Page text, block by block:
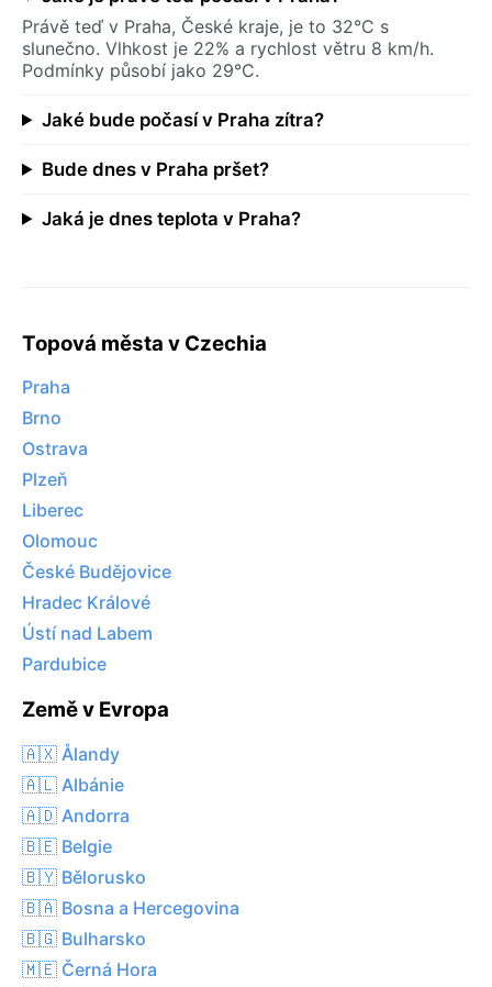
Právě teď v Praha, České kraje, je to 32°C s
slunečno. Vlhkost je 22% a rychlost větru 8 km/h.
Podmínky působí jako 29°C.
Jaké bude počasí v Praha zítra?
Bude dnes v Praha pršet?
Jaká je dnes teplota v Praha?
Topová města v Czechia
Praha
Brno
Ostrava
Plzeň
Liberec
Olomouc
České Budějovice
Hradec Králové
Ústí nad Labem
Pardubice
Země v Evropa
🇦🇽 Ålandy
🇦🇱 Albánie
🇦🇩 Andorra
🇧🇪 Belgie
🇧🇾 Bělorusko
🇧🇦 Bosna a Hercegovina
🇧🇬 Bulharsko
🇲🇪 Černá Hora